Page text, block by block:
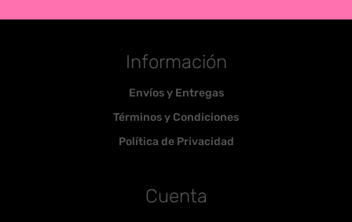
Información
Envíos y Entregas
Términos y Condiciones
Política de Privacidad
Cuenta